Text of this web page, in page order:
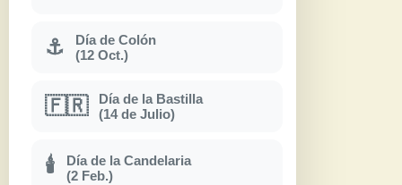
⚓
Día de Colón
(12 Oct.)
🇫🇷
Día de la Bastilla
(14 de Julio)
🕯
Día de la Candelaria
(2 Feb.)